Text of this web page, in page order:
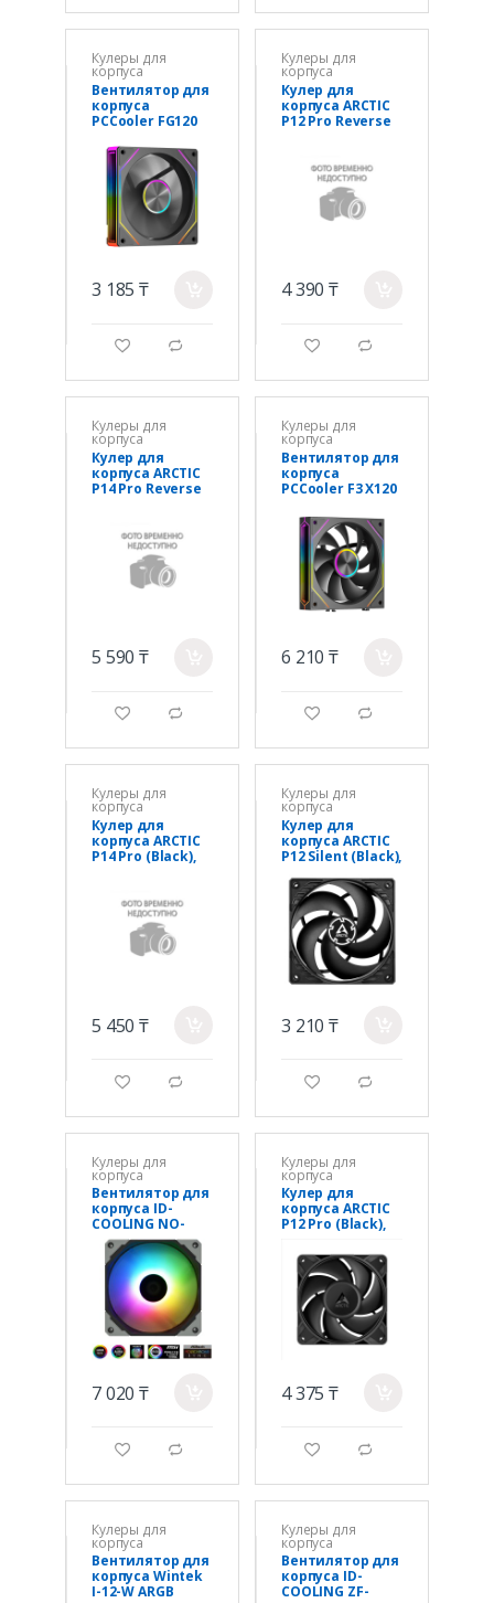
Кулеры для
корпуса
Вентилятор для
корпуса
PCCooler FG120
1x(120x120x25m
m) 800-1800 RPM
54CFM Black
3 185 ₸
g d
Кулеры для
корпуса
Кулер для
корпуса ARCTIC
P12 Pro Reverse
12cm, 500-
3000rpm, 4Pin,
Fluid Dyn.
4 390 ₸
g d
Кулеры для
корпуса
Кулер для
корпуса ARCTIC
P14 Pro Reverse
14cm, 400-
2500rpm, 4Pin,
Fluid Dyn.
5 590 ₸
g d
Кулеры для
корпуса
Вентилятор для
корпуса
PCCooler F3 X120
1x(120x120x25m
m) 800-1800 RPM
54CFM Black
6 210 ₸
g d
Кулеры для
корпуса
Кулер для
корпуса ARCTIC
P14 Pro (Black),
2500rpm, 4Pin,
Fluid Dyn.
5 450 ₸
g d
Кулеры для
корпуса
Кулер для
корпуса ARCTIC
P12 Silent (Black),
12cm, 1050rpm,
3Pin, Fluid
Dynamic
3 210 ₸
g d
Кулеры для
корпуса
Вентилятор для
корпуса ID-
COOLING NO-
12015-XT ARGB
7 020 ₸
g d
Кулеры для
корпуса
Кулер для
корпуса ARCTIC
P12 Pro (Black),
12cm, 600-
3000rpm, 4Pin,
Fluid Dyn.
4 375 ₸
g d
Кулеры для
корпуса
Вентилятор для
корпуса Wintek
I-12-W ARGB
Кулеры для
корпуса
Вентилятор для
корпуса ID-
COOLING ZF-